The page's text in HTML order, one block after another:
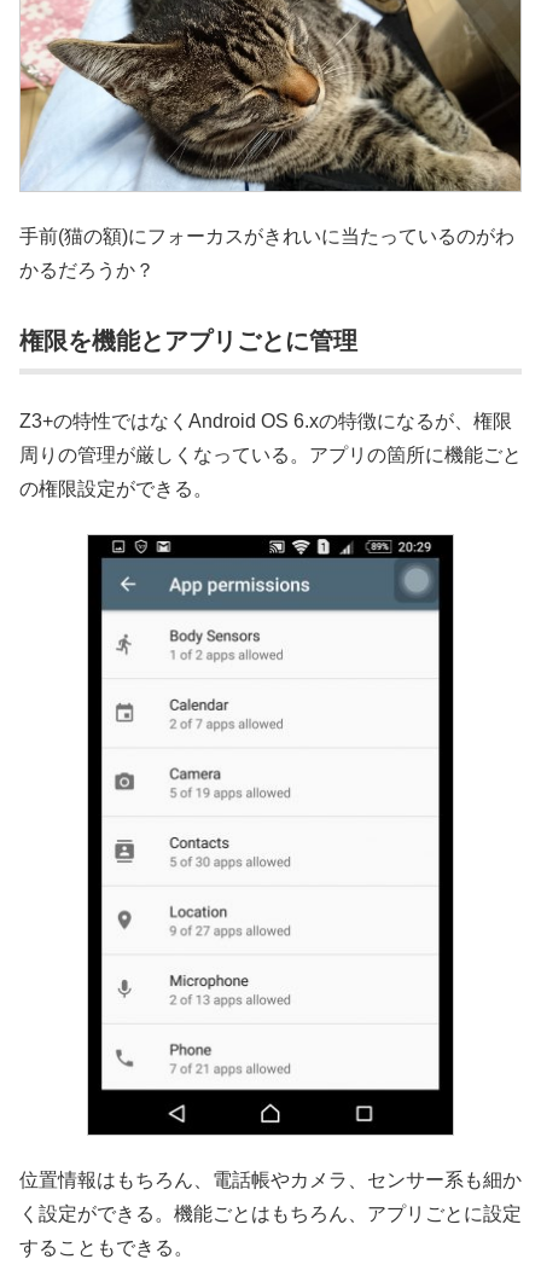
手前(猫の額)にフォーカスがきれいに当たっているのがわ
かるだろうか？
権限を機能とアプリごとに管理
Z3+の特性ではなくAndroid OS 6.xの特徴になるが、権限
周りの管理が厳しくなっている。アプリの箇所に機能ごと
の権限設定ができる。
位置情報はもちろん、電話帳やカメラ、センサー系も細か
く設定ができる。機能ごとはもちろん、アプリごとに設定
することもできる。